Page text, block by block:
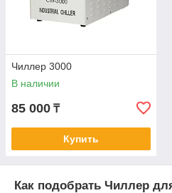
Чиллер 3000
В наличии
85 000 ₸
Купить
Как подобрать Чиллер